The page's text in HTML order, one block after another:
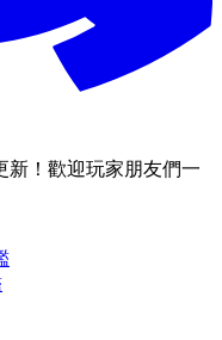
新！歡迎玩家朋友們一